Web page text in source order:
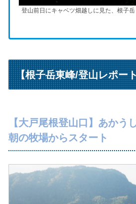
登山前日にキャベツ畑越しに見た、根子岳
【根子岳東峰/登山レポー
【大戸尾根登山口】あかう
朝の牧場からスタート